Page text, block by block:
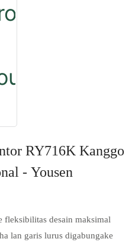
RY716K Kanggo
- Yousen
fleksibilitas desain maksimal
lan garis lurus digabungake